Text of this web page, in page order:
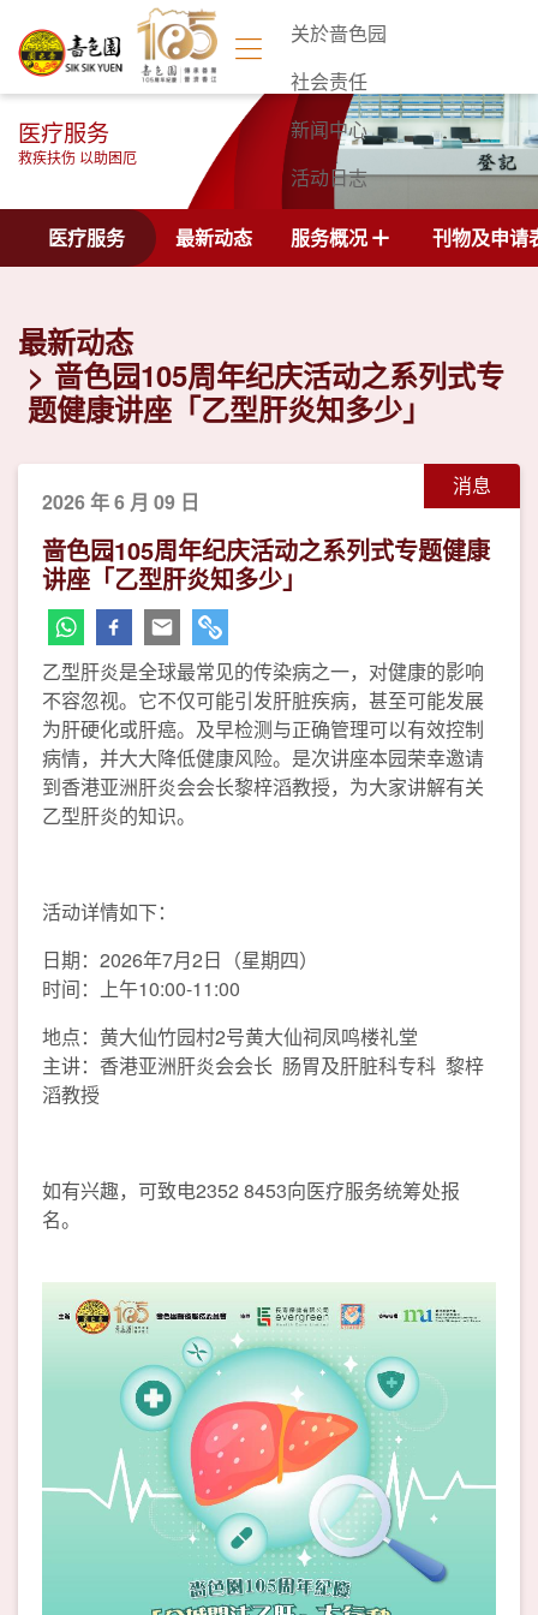
关於啬色园
社会责任
新闻中心
活动日志
联络我们
医疗服务
救疾扶伤 以助困厄
医疗服务 最新动态 服务概况 刊物及申请
最新动态
啬色园105周年纪庆活动之系列式专
题健康讲座「乙型肝炎知多少」
消息
2026 年 6 月 09 日
啬色园105周年纪庆活动之系列式专题健康
讲座「乙型肝炎知多少」
乙型肝炎是全球最常见的传染病之一，对健康的影响
不容忽视。它不仅可能引发肝脏疾病，甚至可能发展
为肝硬化或肝癌。及早检测与正确管理可以有效控制
病情，并大大降低健康风险。是次讲座本园荣幸邀请
到香港亚洲肝炎会会长黎梓滔教授，为大家讲解有关
乙型肝炎的知识。
活动详情如下：
日期：2026年7月2日（星期四）
时间：上午10:00-11:00
地点：黄大仙竹园村2号黄大仙祠凤鸣楼礼堂
主讲：香港亚洲肝炎会会长 肠胃及肝脏科专科 黎梓
滔教授
如有兴趣，可致电2352 8453向医疗服务统筹处报
名。